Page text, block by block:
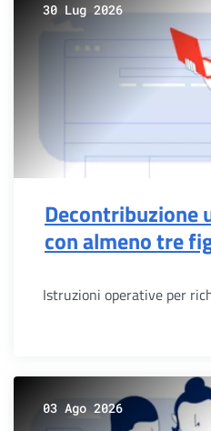
30 Lug 2026
Decontribuzione
con almeno tre
Istruzioni operative per
03 Ago 2026